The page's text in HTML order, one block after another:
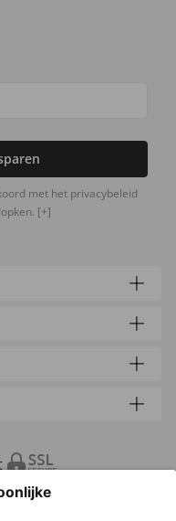
met het privacybeleid
[+]